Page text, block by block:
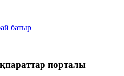
батыр
порталы